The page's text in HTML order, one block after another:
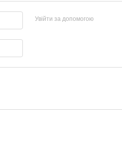
Увійти за допомогою